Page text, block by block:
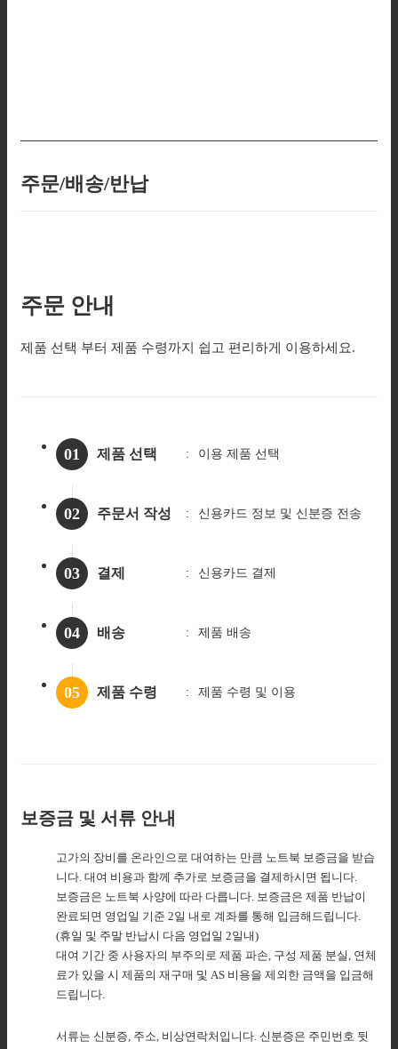
주문/배송/반납
주문 안내
제품 선택 부터 제품 수령까지 쉽고 편리하게 이용하세요.
01 제품 선택 이용 제품 선택
02 주문서 작성 신용카드 정보 및 신분증 전송
03 결제 신용카드 결제
04 배송 제품 배송
05 제품 수령 제품 수령 및 이용
보증금 및 서류 안내
고가의 장비를 온라인으로 대여하는 만큼 노트북 보증금을 받습
니다. 대여 비용과 함께 추가로 보증금을 결제하시면 됩니다.
보증금은 노트북 사양에 따라 다릅니다. 보증금은 제품 반납이
완료되면 영업일 기준 2일 내로 계좌를 통해 입금해드립니다.
(휴일 및 주말 반납시 다음 영업일 2일내)
대여 기간 중 사용자의 부주의로 제품 파손, 구성 제품 분실, 연체
료가 있을 시 제품의 재구매 및 AS 비용을 제외한 금액을 입금해
드립니다.
서류는 신분증, 주소, 비상연락처입니다. 신분증은 주민번호 뒷